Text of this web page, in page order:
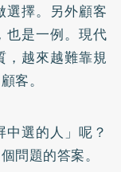
選擇。另外顧客
也是一例。現代
，越來越難靠規
客。
選的人」呢？
問題的答案。